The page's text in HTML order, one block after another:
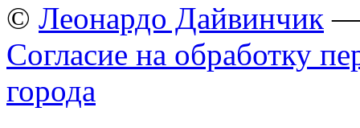
© Леонардо Дайвинчик —
Согласие на обработку
города